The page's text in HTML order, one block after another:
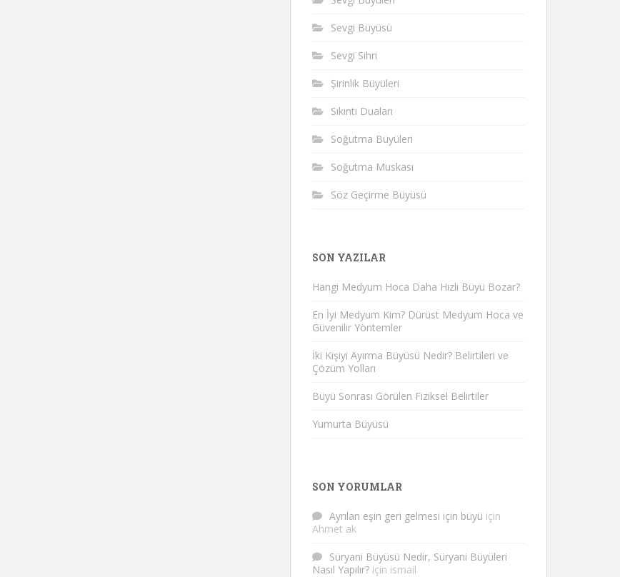
Sevgi Büyüsü
Sevgi Sihri
Şirinlik Büyüleri
Sıkıntı Duaları
Soğutma Büyüleri
Soğutma Muskası
Söz Geçirme Büyüsü
SON YAZILAR
Hangi Medyum Hoca Daha Hızlı Büyü Bozar?
En İyi Medyum Kim? Dürüst Medyum Hoca ve
Güvenilir Yöntemler
İki Kişiyi Ayırma Büyüsü Nedir? Belirtileri ve
Çözüm Yolları
Büyü Sonrası Görülen Fiziksel Belirtiler
Yumurta Büyüsü
SON YORUMLAR
Ayrılan eşin geri gelmesi için büyü için
Ahmet ak
Süryani Büyüsü Nedir, Süryani Büyüleri
Nasıl Yapılır? için ismail